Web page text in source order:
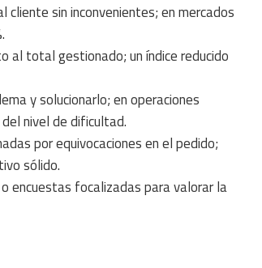
cliente sin inconvenientes; en mercados
al total gestionado; un índice reducido
y solucionarlo; en operaciones
nivel de dificultad.
por equivocaciones en el pedido;
sólido.
encuestas focalizadas para valorar la